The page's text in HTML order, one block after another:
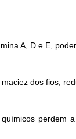
A, D e E,
dos fios,